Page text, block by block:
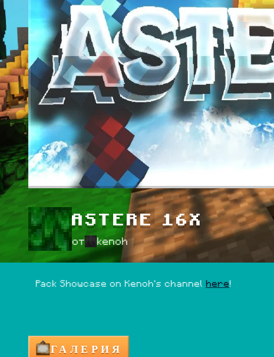
ASTERE 16X
от kenoh
Pack Showcase on Kenoh's channel here!
ГАЛЕРИЯ